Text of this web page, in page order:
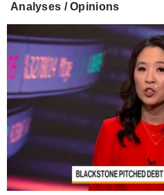
Analyses / Opinions